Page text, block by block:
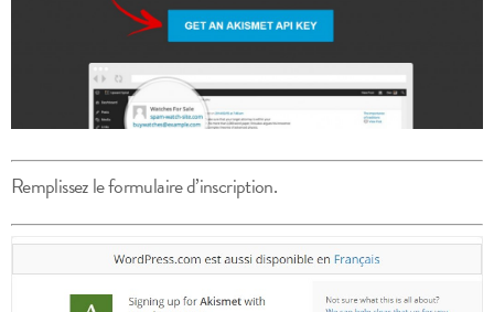
Remplissez le formulaire d’inscription.